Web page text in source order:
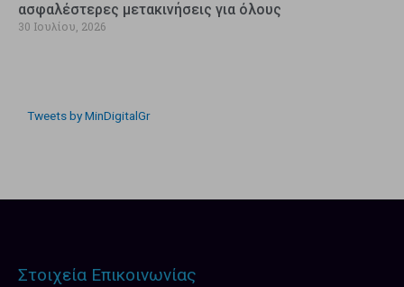
ασφαλέστερες μετακινήσεις για όλους
30 Ιουλίου, 2026
Tweets by MinDigitalGr
Στοιχεία Επικοινωνίας